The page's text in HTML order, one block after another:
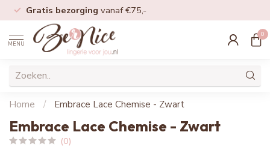
Gratis bezorging vanaf €75,-
MENU
0
Home / Embrace Lace Chemise - Zwart
Embrace Lace Chemise - Zwart
(0)